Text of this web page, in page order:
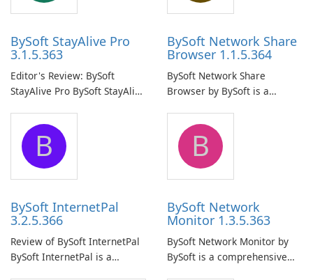
BySoft StayAlive Pro
3.1.5.363
Editor's Review: BySoft
StayAlive Pro BySoft StayAlive
application designed to
ensure the continuous and
uninterrupted operation of
your computer system.
BySoft Network Share
Browser 1.1.5.364
BySoft Network Share
Browser by BySoft is a
application that allows users
to easily browse and manage
shared folders on their
network.
B
BySoft InternetPal
3.2.5.366
Review of BySoft InternetPal
BySoft InternetPal is a
B
BySoft Network
Monitor 1.3.5.363
BySoft Network Monitor by
BySoft is a comprehensive